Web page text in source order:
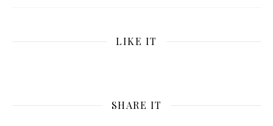
LIKE IT
SHARE IT